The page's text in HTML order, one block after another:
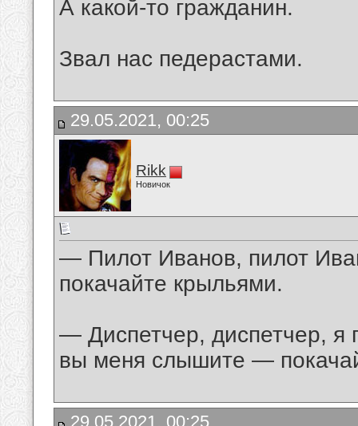
А какой-то гражданин.
Звал нас педерастами.
29.05.2021, 00:25
Rikk
Новичок
— Пилот Иванов, пилот
покачайте крыльями.
— Диспетчер, диспетчер, я
вы меня слышите —
29.05.2021, 00:25